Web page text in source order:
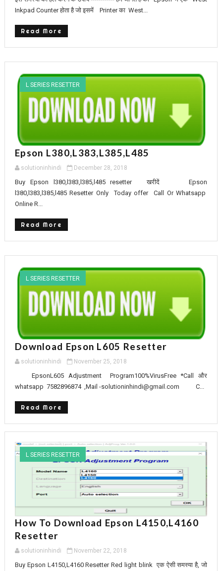
Inkpad Counter होता है जो इसमें Printer का West...
Read More
L SERIES RESETTER
Epson L380,L383,L385,L485
solutioninhindi December 28, 2018
Buy Epson l380,l383,l385,l485 resetter खरीदें Epson
l380,l383,l385,l485 Resetter Only Today offer Call Or Whatsapp
Online R...
Read More
L SERIES RESETTER
Download Epson L605 Resetter
solutioninhindi November 25, 2018
EpsonL605 Adjustment Program100%VirusFree *Call और
whatsapp 7582896874 ,Mail -solutioninhindi@gmail.com C...
Read More
L SERIES RESETTER
How To Download Epson L4150,L4160
Resetter
solutioninhindi November 22, 2018
Buy Epson L4150,L4160 Resetter Red light blink एक ऐसी समस्या है, जो